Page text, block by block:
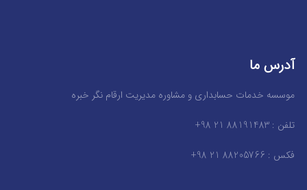
آدرس ما
موسسه خدمات حسابداری و مشاوره مدیریت ارقام نگر خبره
تلفن : 88191483 21 98+
فکس : 88205766 21 98+